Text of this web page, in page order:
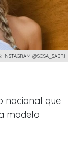
INSTAGRAM @SOSA_SABRI
nacional que
modelo